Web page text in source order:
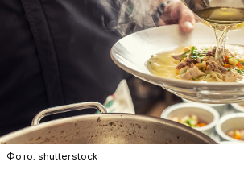
Фото: shutterstock
детям.